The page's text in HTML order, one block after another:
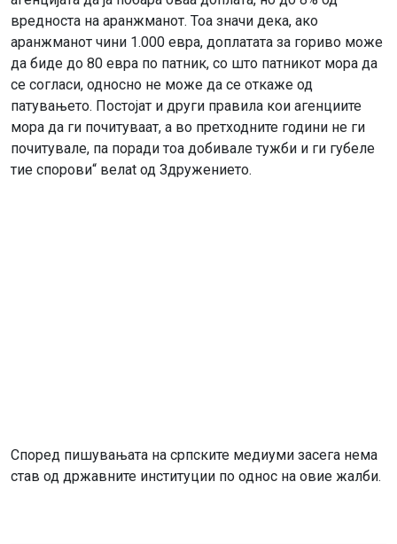
вредноста на аранжманот. Тоа значи дека, ако
аранжманот чини 1.000 евра, доплатата за гориво може
да биде до 80 евра по патник, со што патникот мора да
се согласи, односно не може да се откаже од
патувањето. Постојат и други правила кои агенциите
мора да ги почитуваат, а во претходните години не ги
почитувале, па поради тоа добивале тужби и ги губеле
тие спорови“ велаt од Здружението.
Според пишувањата на српските медиуми засега нема
став од државните институции по однос на овие жалби.